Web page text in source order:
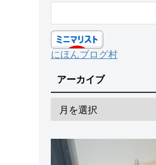
にほんブログ村
アーカイブ